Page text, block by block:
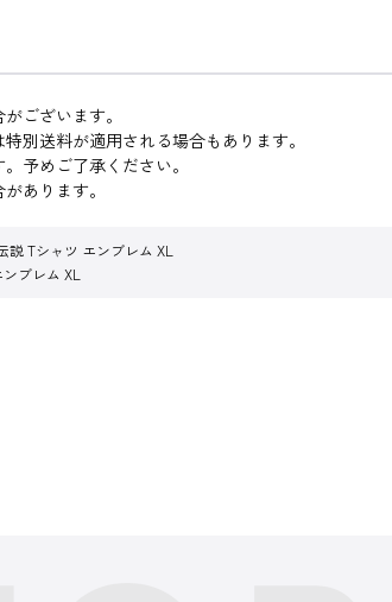
ございます。
別送料が適用される場合もあります。
予めご了承ください。
あります。
説 Tシャツ エンブレム XL
ブレム XL